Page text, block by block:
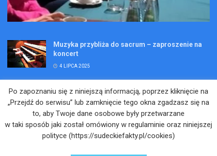
Muzyka przybliża do sacrum – zaproszenie na
koncert
4 LIPCA 2025
Kopalniane Ekspedycje
Adam Maciejczyk: „Chcemy przełamywać
bariery. Nie tylko bólu…”
Po zapoznaniu się z niniejszą informacją, poprzez kliknięcie na
„Przejdź do serwisu” lub zamknięcie tego okna zgadzasz się na
to, aby Twoje dane osobowe były przetwarzane
w taki sposób jaki został omówiony w regulaminie oraz niniejszej
polityce (https://sudeckiefakty.pl/cookies)